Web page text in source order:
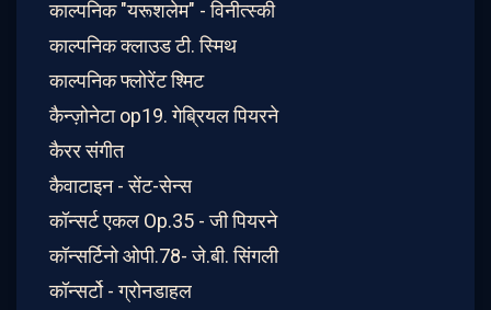
काल्पनिक "यरूशलेम" - विनीत्स्की
काल्पनिक क्लाउड टी. स्मिथ
काल्पनिक फ्लोरेंट श्मिट
कैन्ज़ोनेटा op19. गेब्रियल पियरने
कैरर संगीत
कैवाटाइन - सेंट-सेन्स
कॉन्सर्ट एकल Op.35 - जी पियरने
कॉन्सर्टिनो ओपी.78- जे.बी. सिंगली
कॉन्सर्टो - ग्रोनडाहल